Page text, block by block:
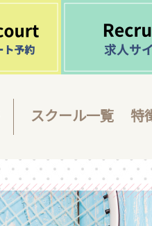
スクール一覧 特